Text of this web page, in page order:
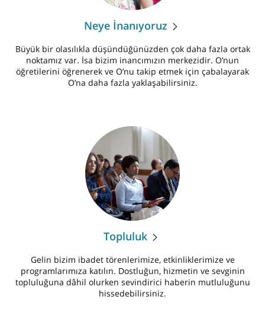
Neye İnanıyoruz
Büyük bir olasılıkla düşündüğünüzden çok daha fazla ortak
noktamız var. İsa bizim inancımızın merkezidir. O’nun
öğretilerini öğrenerek ve O’nu takip etmek için çabalayarak
O’na daha fazla yaklaşabilirsiniz.
Topluluk
Gelin bizim ibadet törenlerimize, etkinliklerimize ve
programlarımıza katılın. Dostluğun, hizmetin ve sevginin
topluluğuna dâhil olurken sevindirici haberin mutluluğunu
hissedebilirsiniz.